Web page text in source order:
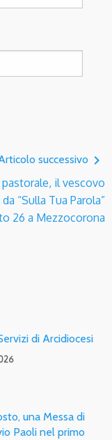
successivo navigate_next
il vescovo
“Sulla Tua Parola”
26 a Mezzocorona
di Arcidiocesi
una Messa di
Paoli nel primo